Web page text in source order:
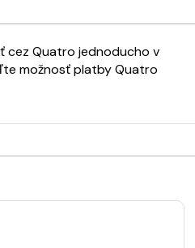
cez Quatro jednoducho v
možnosť platby Quatro